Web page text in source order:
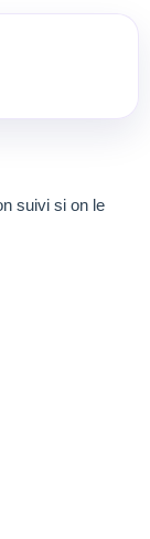
suivi si on le